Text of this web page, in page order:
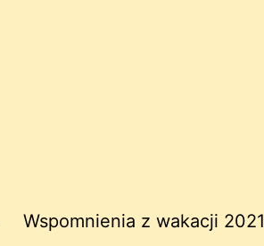
Rozwiń
Wspomnienia z wakacji 2021